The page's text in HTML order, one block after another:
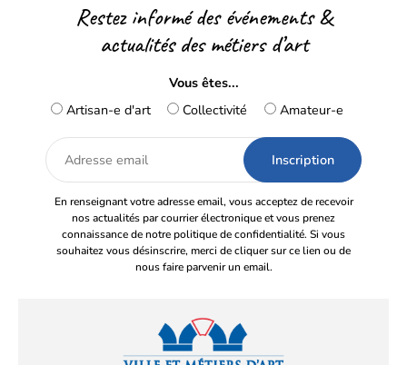
Restez informé des événements &
actualités des métiers d’art
Vous êtes...
Artisan-e d'art
Collectivité Amateur-e
Adresse
email
En renseignant votre adresse email, vous acceptez de recevoir
nos actualités par courrier électronique et vous prenez
connaissance de notre politique de confidentialité. Si vous
souhaitez vous désinscrire, merci de cliquer sur ce lien ou de
nous faire parvenir un email.